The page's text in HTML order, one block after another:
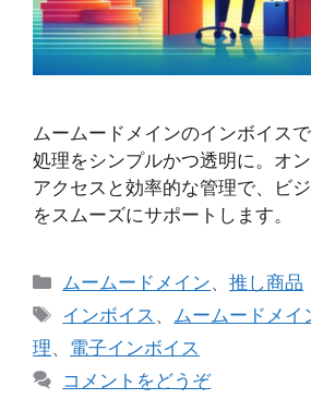
ムームードメインのインボイス
処理をシンプルかつ透明に。オ
アクセスと効率的な管理で、ビ
をスムーズにサポートします。
カ
テ
ゴ
リ
ー
ムームードメイン、推し商品
タ
グ
インボイス 、 ムームードメイ
理、 電子インボイス
コメントをどうぞ